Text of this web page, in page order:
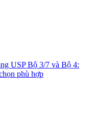
USP Bộ 3/7 và Bộ 4:
phù hợp